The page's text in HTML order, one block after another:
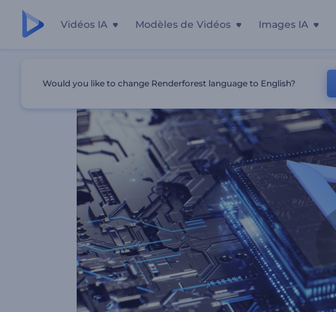
Vidéos IA Modèles de Vidéos Images IA
Would you like to change Renderforest language to English?